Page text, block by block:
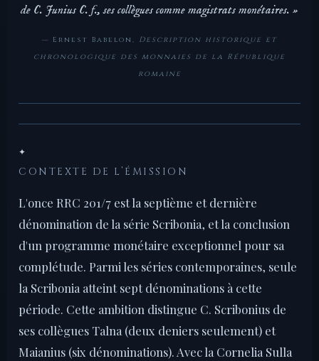
de C. Junius C. f., ses collègues comme magistrats monétaires. »
— Ernest Babelon, Description historique et
chronologique des monnaies de la République
romaine
✦
CONTEXTE DE L’ÉMISSION
L'once RRC 201/7 est la septième et dernière
dénomination de la série Scribonia, et la conclusion
d'un programme monétaire exceptionnel pour sa
complétude. Parmi les séries contemporaines, seule
la Scribonia atteint sept dénominations à cette
période. Cette ambition distingue C. Scribonius de
ses collègues Talna (deux deniers seulement) et
Maianius (six dénominations). Avec la Cornelia Sulla